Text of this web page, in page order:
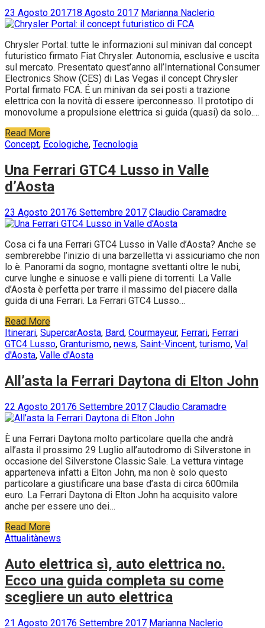
23 Agosto 201718 Agosto 2017 Marianna Naclerio
Chrysler Portal: tutte le informazioni sul minivan dal concept
futuristico firmato Fiat Chrysler. Autonomia, esclusive e uscita
sul mercato. Presentato quest’anno all’International Consumer
Electronics Show (CES) di Las Vegas il concept Chrysler
Portal firmato FCA. É un minivan da sei posti a trazione
elettrica con la novità di essere iperconnesso. Il prototipo di
monovolume a propulsione elettrica si guida (quasi) da solo.…
Read More
Concept, Ecologiche, Tecnologia
Una Ferrari GTC4 Lusso in Valle
d’Aosta
23 Agosto 20176 Settembre 2017 Claudio Caramadre
Cosa ci fa una Ferrari GTC4 Lusso in Valle d’Aosta? Anche se
sembrerebbe l’inizio di una barzelletta vi assicuriamo che non
lo è. Panorami da sogno, montagne svettanti oltre le nubi,
curve lunghe e sinuose e valli piene di torrenti. La Valle
d’Aosta è perfetta per trarre il massimo del piacere dalla
guida di una Ferrari. La Ferrari GTC4 Lusso…
Read More
Itinerari, SupercarAosta, Bard, Courmayeur, Ferrari, Ferrari
GTC4 Lusso, Granturismo, news, Saint-Vincent, turismo, Val
d'Aosta, Valle d'Aosta
All’asta la Ferrari Daytona di Elton John
22 Agosto 20176 Settembre 2017 Claudio Caramadre
È una Ferrari Daytona molto particolare quella che andrà
all’asta il prossimo 29 Luglio all’autodromo di Silverstone in
occasione del Silverstone Classic Sale. La vettura vintage
apparteneva infatti a Elton John, ma non è solo questo
particolare a giustificare una base d’asta di circa 600mila
euro. La Ferrari Daytona di Elton John ha acquisito valore
anche per essere uno dei…
Read More
Attualitànews
Auto elettrica sì, auto elettrica no.
Ecco una guida completa su come
scegliere un auto elettrica
21 Agosto 20176 Settembre 2017 Marianna Naclerio